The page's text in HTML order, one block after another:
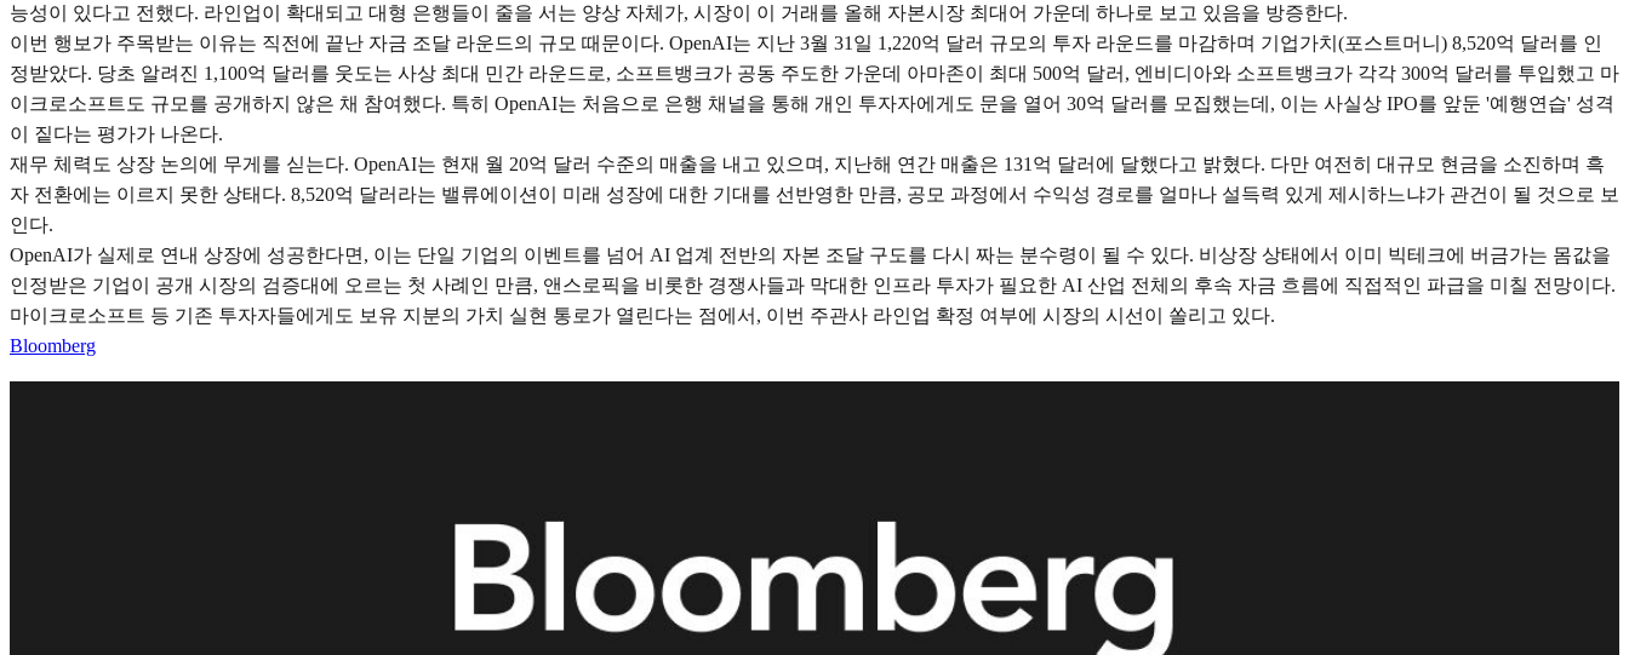
능성이 있다고 전했다. 라인업이 확대되고 대형 은행들이 줄을 서는 양상 자체가, 시장이 이 거래를 올해 자본시장 최대어 가운데 하나로 보고 있음을 방증한다.
이번 행보가 주목받는 이유는 직전에 끝난 자금 조달 라운드의 규모 때문이다. OpenAI는 지난 3월 31일 1,220억 달러 규모의 투자 라운드를 마감하며 기업가치(포스트머니) 8,520억 달러를 인
정받았다. 당초 알려진 1,100억 달러를 웃도는 사상 최대 민간 라운드로, 소프트뱅크가 공동 주도한 가운데 아마존이 최대 500억 달러, 엔비디아와 소프트뱅크가 각각 300억 달러를 투입했고 마
이크로소프트도 규모를 공개하지 않은 채 참여했다. 특히 OpenAI는 처음으로 은행 채널을 통해 개인 투자자에게도 문을 열어 30억 달러를 모집했는데, 이는 사실상 IPO를 앞둔 '예행연습' 성격
이 짙다는 평가가 나온다.
재무 체력도 상장 논의에 무게를 싣는다. OpenAI는 현재 월 20억 달러 수준의 매출을 내고 있으며, 지난해 연간 매출은 131억 달러에 달했다고 밝혔다. 다만 여전히 대규모 현금을 소진하며 흑
자 전환에는 이르지 못한 상태다. 8,520억 달러라는 밸류에이션이 미래 성장에 대한 기대를 선반영한 만큼, 공모 과정에서 수익성 경로를 얼마나 설득력 있게 제시하느냐가 관건이 될 것으로 보
인다.
OpenAI가 실제로 연내 상장에 성공한다면, 이는 단일 기업의 이벤트를 넘어 AI 업계 전반의 자본 조달 구도를 다시 짜는 분수령이 될 수 있다. 비상장 상태에서 이미 빅테크에 버금가는 몸값을
인정받은 기업이 공개 시장의 검증대에 오르는 첫 사례인 만큼, 앤스로픽을 비롯한 경쟁사들과 막대한 인프라 투자가 필요한 AI 산업 전체의 후속 자금 흐름에 직접적인 파급을 미칠 전망이다.
마이크로소프트 등 기존 투자자들에게도 보유 지분의 가치 실현 통로가 열린다는 점에서, 이번 주관사 라인업 확정 여부에 시장의 시선이 쏠리고 있다.
Bloomberg